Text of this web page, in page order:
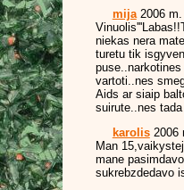
mija2006 m.
niekas nera
turetu tik
vartoti..nes
Aids ar siaip
suirute..nes
karolis2006
Man
mane
sukrebzdedavo